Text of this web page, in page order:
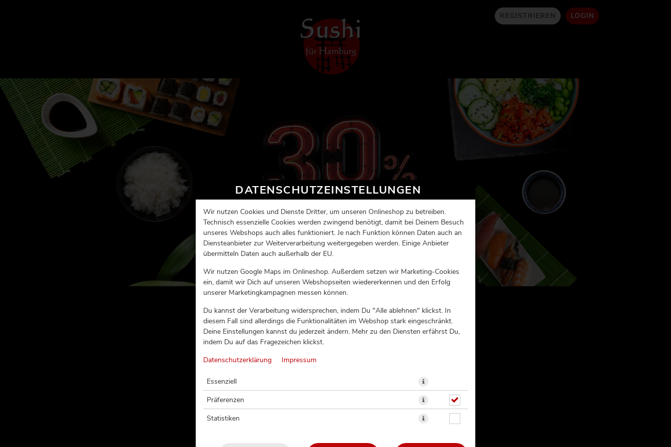
DATENSCHUTZEINSTELLUNGEN
Wir nutzen Cookies und Dienste Dritter, um unseren Onlineshop zu betreiben.
Technisch essenzielle Cookies werden zwingend benötigt, damit bei Deinem Besuch
unseres Webshops auch alles funktioniert. Je nach Funktion können Daten auch an
Diensteanbieter zur Weiterverarbeitung weitergegeben werden. Einige Anbieter
übermitteln Daten auch außerhalb der EU.
Wir nutzen Google Maps im Onlineshop. Außerdem setzen wir Marketing-Cookies
ein, damit wir Dich auf unseren Webshopseiten wiedererkennen und den Erfolg
unserer Marketingkampagnen messen können.
Du kannst der Verarbeitung widersprechen, indem Du "Alle ablehnen" klickst. In
diesem Fall sind allerdings die Funktionalitäten im Webshop stark eingeschränkt.
Deine Einstellungen kannst du jederzeit ändern. Mehr zu den Diensten erfährst Du,
indem Du auf das Fragezeichen klickst.
Datenschutzerklärung Impressum
Essenziell
Präferenzen
Statistiken
REGISTRIEREN LOGIN